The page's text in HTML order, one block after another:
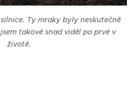
Ty mraky byly neskutečně
takové snad viděl po prvé v
životě.